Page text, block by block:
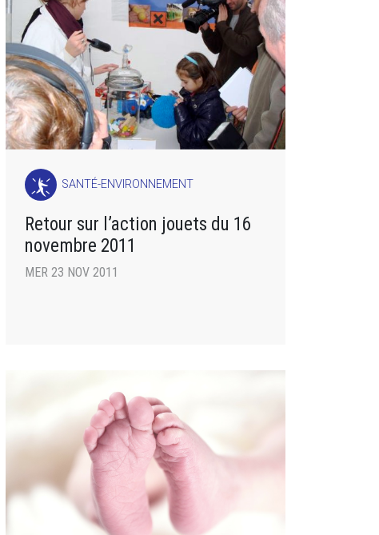
SANTÉ-ENVIRONNEMENT
Retour sur l’action jouets du 16
novembre 2011
MER 23 NOV 2011